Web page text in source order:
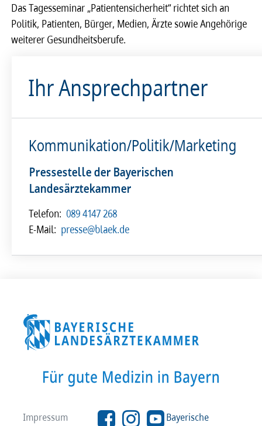
Das Tagesseminar „Patientensicherheit“ richtet sich an
Politik, Patienten, Bürger, Medien, Ärzte sowie Angehörige
weiterer Gesundheitsberufe.
Ihr Ansprechpartner
Kommunikation/Politik/Marketing
Pressestelle der Bayerischen
Landesärztekammer
Telefon: 089 4147 268
E-Mail: presse@blaek.de
Impressum
Bayerische